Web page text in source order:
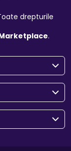
drepturile
.